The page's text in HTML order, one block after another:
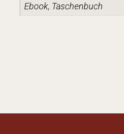
Ebook, Taschenbuch